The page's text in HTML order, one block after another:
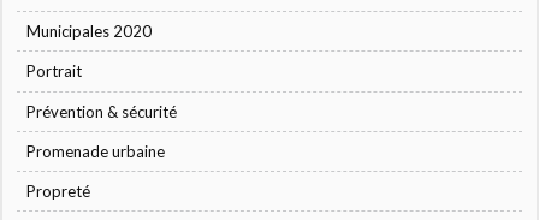
Municipales 2020
Portrait
Prévention & sécurité
Promenade urbaine
Propreté